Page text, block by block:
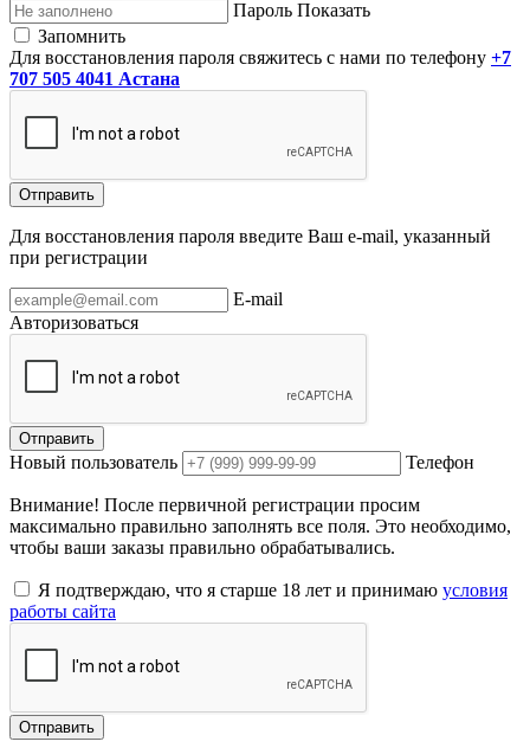
Пароль Показать
Запомнить
Для восстановления пароля свяжитесь с нами по телефону +7
707 505 4041 Астана
Отправить
Для восстановления пароля введите Ваш e-mail, указанный
при регистрации
E-mail
Авторизоваться
Отправить
Новый пользователь Телефон
Внимание! После первичной регистрации просим
максимально правильно заполнять все поля. Это необходимо,
чтобы ваши заказы правильно обрабатывались.
Я подтверждаю, что я старше 18 лет и принимаю условия
работы сайта
Отправить